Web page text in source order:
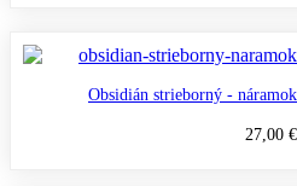
Obsidián strieborný -
27,00 €